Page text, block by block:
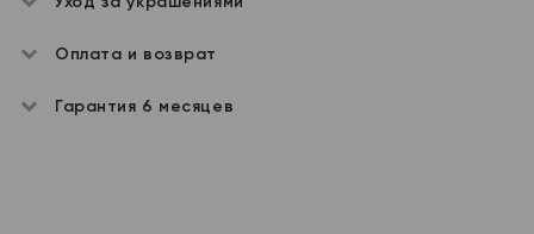
Оплата и возврат
Гарантия 6 месяцев